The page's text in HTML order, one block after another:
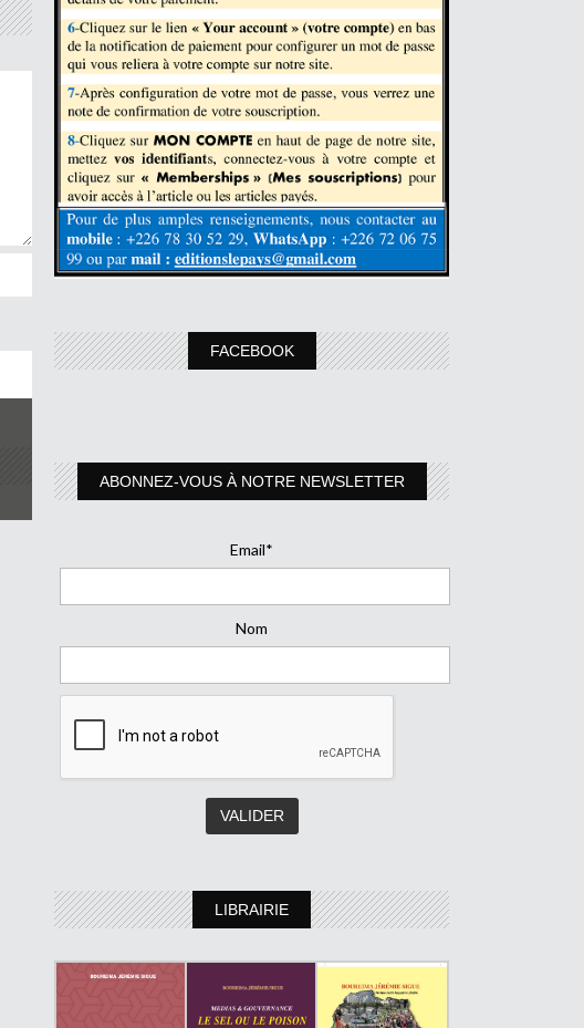
FACEBOOK
ABONNEZ-VOUS À NOTRE NEWSLETTER
Email*
Nom
LIBRAIRIE